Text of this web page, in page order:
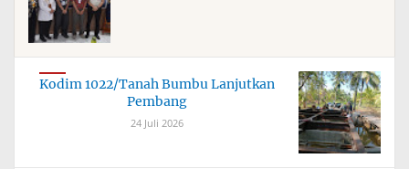
Kodim 1022/Tanah Bumbu Lanjutkan
Pembang
24 Juli 2026